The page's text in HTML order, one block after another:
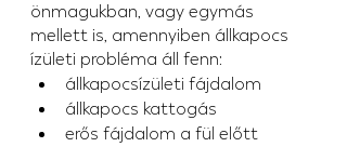
önmagukban, vagy egymás
mellett is, amennyiben állkapocs
ízületi probléma áll fenn:
állkapocsízületi fájdalom
állkapocs kattogás
erős fájdalom a fül előtt